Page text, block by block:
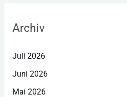
Archiv
Juli 2026
Juni 2026
Mai 2026